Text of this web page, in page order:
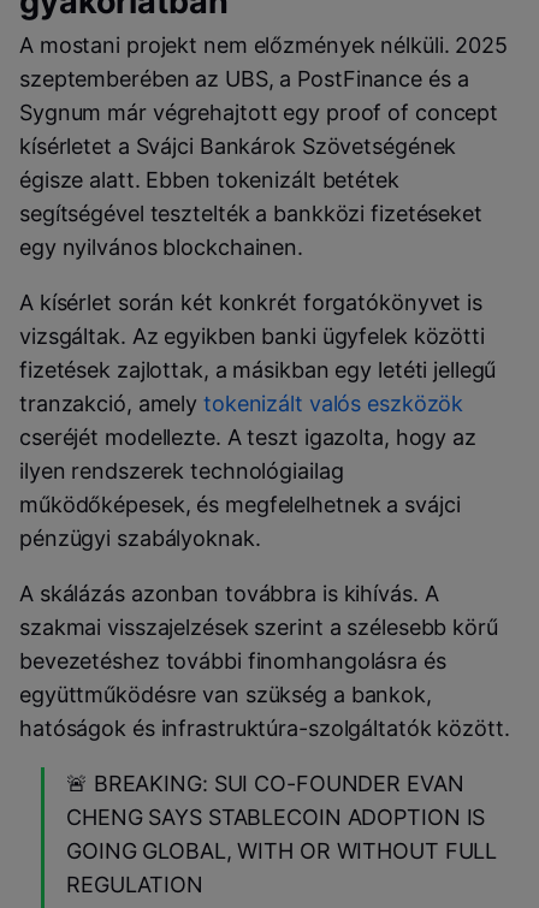
A mostani projekt nem előzmények nélküli. 2025
szeptemberében az UBS, a PostFinance és a
Sygnum már végrehajtott egy proof of concept
kísérletet a Svájci Bankárok Szövetségének
égisze alatt. Ebben tokenizált betétek
segítségével tesztelték a bankközi fizetéseket
egy nyilvános blockchainen.
A kísérlet során két konkrét forgatókönyvet is
vizsgáltak. Az egyikben banki ügyfelek közötti
fizetések zajlottak, a másikban egy letéti jellegű
tranzakció, amely tokenizált valós eszközök
cseréjét modellezte. A teszt igazolta, hogy az
ilyen rendszerek technológiailag
működőképesek, és megfelelhetnek a svájci
pénzügyi szabályoknak.
A skálázás azonban továbbra is kihívás. A
szakmai visszajelzések szerint a szélesebb körű
bevezetéshez további finomhangolásra és
együttműködésre van szükség a bankok,
hatóságok és infrastruktúra-szolgáltatók között.
🚨 BREAKING: SUI CO-FOUNDER EVAN
CHENG SAYS STABLECOIN ADOPTION IS
GOING GLOBAL, WITH OR WITHOUT FULL
REGULATION